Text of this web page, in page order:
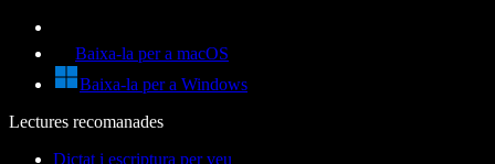
Baixa-la per a macOS
Baixa-la per a Windows
Lectures recomanades
Dictat i escriptura per veu